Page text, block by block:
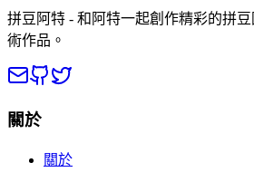
拼豆阿特 - 和阿特一起創作精彩的拼
術作品。
關於
關於